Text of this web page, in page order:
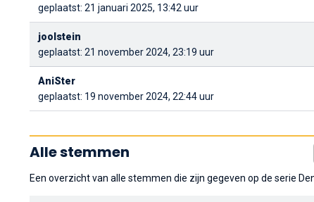
geplaatst: 21 januari 2025, 13:42 uur
joolstein
geplaatst: 21 november 2024, 23:19 uur
AniSter
geplaatst: 19 november 2024, 22:44 uur
Alle stemmen
Een overzicht van alle stemmen die zijn gegeven op de serie